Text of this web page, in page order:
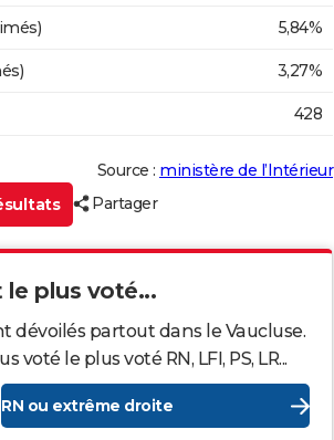
5,84%
3,27%
428
Source : ministère de l’Intérieur
Partager
le plus voté...
dévoilés partout dans le Vaucluse.
le plus voté RN, LFI, PS, LR...
RN ou extrême droite